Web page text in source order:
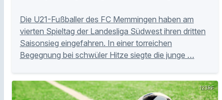
Die U21-Fußballer des FC Memmingen haben am
vierten Spieltag der Landesliga Südwest ihren dritten
Saisonsieg eingefahren. In einer torreichen
Begegnung bei schwüler Hitze siegte die junge …
123RF